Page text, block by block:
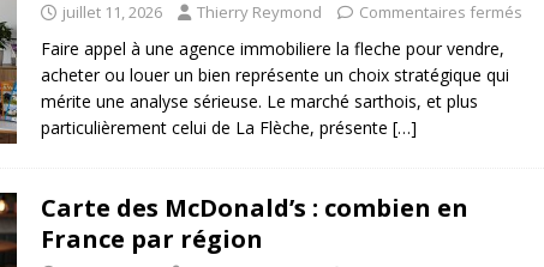
juillet 11, 2026 Thierry Reymond Commentaires fermés
Faire appel à une agence immobiliere la fleche pour vendre,
acheter ou louer un bien représente un choix stratégique qui
mérite une analyse sérieuse. Le marché sarthois, et plus
particulièrement celui de La Flèche, présente […]
Carte des McDonald’s : combien en
France par région